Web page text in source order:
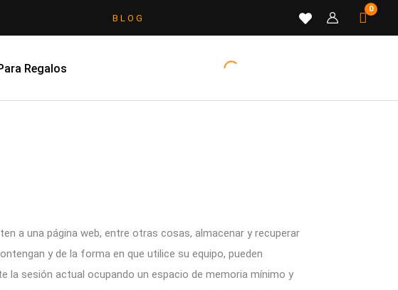
B L O G
Regalos
a una página web, entre otras cosas, almacenar y recuperar
y de la forma en que utilice su equipo, pueden
la sesión actual ocupando un espacio de memoria mínimo y